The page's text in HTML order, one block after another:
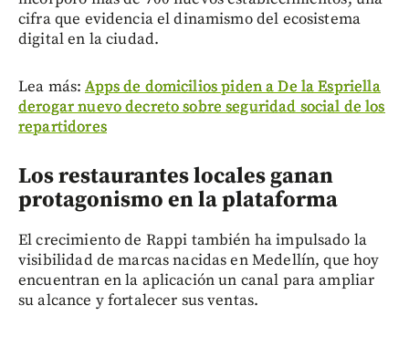
cifra que evidencia el dinamismo del ecosistema
digital en la ciudad.
Lea más:Apps de domicilios piden a De la Espriella
derogar nuevo decreto sobre seguridad social de los
repartidores
Los restaurantes locales ganan
protagonismo en la plataforma
El crecimiento de Rappi también ha impulsado la
visibilidad de marcas nacidas en Medellín, que hoy
encuentran en la aplicación un canal para ampliar
su alcance y fortalecer sus ventas.